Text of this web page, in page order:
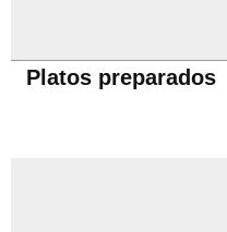
Platos preparados